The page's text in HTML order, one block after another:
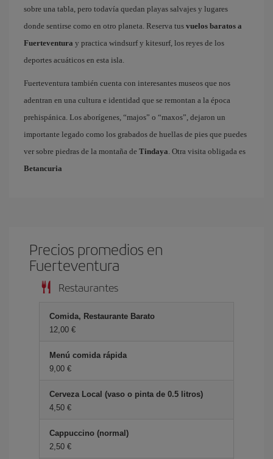
sobre una tabla, pero todavía quedan playas salvajes y lugares
donde sentirse como en otro planeta. Reserva tus vuelos baratos a
Fuerteventura y practica windsurf y kitesurf, los reyes de los
deportes acuáticos en esta isla.
Fuerteventura también cuenta con interesantes museos que nos
adentran en una cultura e identidad que se remontan a la época
prehispánica. Los aborígenes, “majos” o “maxos”, dejaron un
importante legado como los grabados de huellas de pies que puedes
ver sobre piedras de la montaña de Tindaya. Otra visita obligada es
Betancuria
Precios promedios en
Fuerteventura
Restaurantes
Comida, Restaurante Barato
12,00 €
Menú comida rápida
9,00 €
Cerveza Local (vaso o pinta de 0.5 litros)
4,50 €
Cappuccino (normal)
2,50 €